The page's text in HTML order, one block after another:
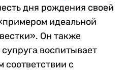
дня рождения своей
идеальной
Он также
воспитывает
с